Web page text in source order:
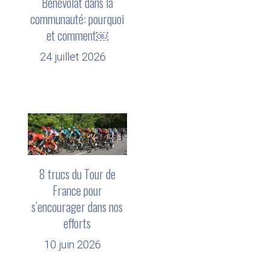
communauté: pourquoi
et comment￼
24 juillet 2026
8 trucs du Tour de
France pour
s’encourager dans nos
efforts
10 juin 2026